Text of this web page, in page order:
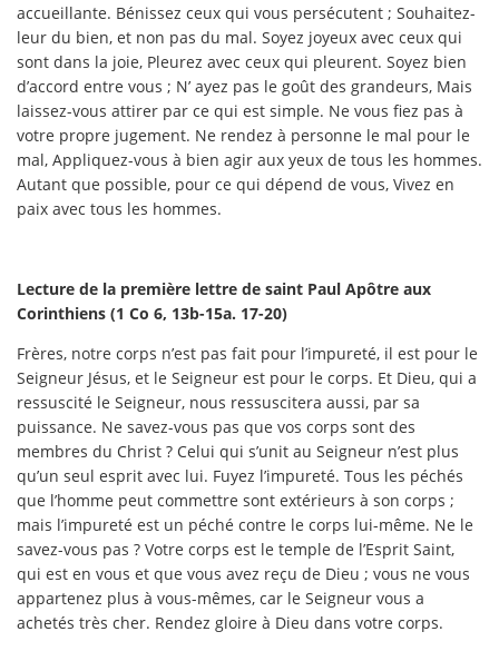
accueillante. Bénissez ceux qui vous persécutent ; Souhaitez-
leur du bien, et non pas du mal. Soyez joyeux avec ceux qui
sont dans la joie, Pleurez avec ceux qui pleurent. Soyez bien
d’accord entre vous ; N’ ayez pas le goût des grandeurs, Mais
laissez-vous attirer par ce qui est simple. Ne vous fiez pas à
votre propre jugement. Ne rendez à personne le mal pour le
mal, Appliquez-vous à bien agir aux yeux de tous les hommes.
Autant que possible, pour ce qui dépend de vous, Vivez en
paix avec tous les hommes.
Lecture de la première lettre de saint Paul Apôtre aux
Corinthiens (1 Co 6, 13b-15a. 17-20)
Frères, notre corps n’est pas fait pour l’impureté, il est pour le
Seigneur Jésus, et le Seigneur est pour le corps. Et Dieu, qui a
ressuscité le Seigneur, nous ressuscitera aussi, par sa
puissance. Ne savez-vous pas que vos corps sont des
membres du Christ ? Celui qui s’unit au Seigneur n’est plus
qu’un seul esprit avec lui. Fuyez l’impureté. Tous les péchés
que l’homme peut commettre sont extérieurs à son corps ;
mais l’impureté est un péché contre le corps lui-même. Ne le
savez-vous pas ? Votre corps est le temple de l’Esprit Saint,
qui est en vous et que vous avez reçu de Dieu ; vous ne vous
appartenez plus à vous-mêmes, car le Seigneur vous a
achetés très cher. Rendez gloire à Dieu dans votre corps.